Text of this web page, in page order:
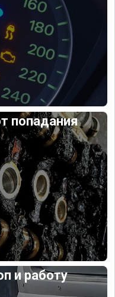
попадания
и работу